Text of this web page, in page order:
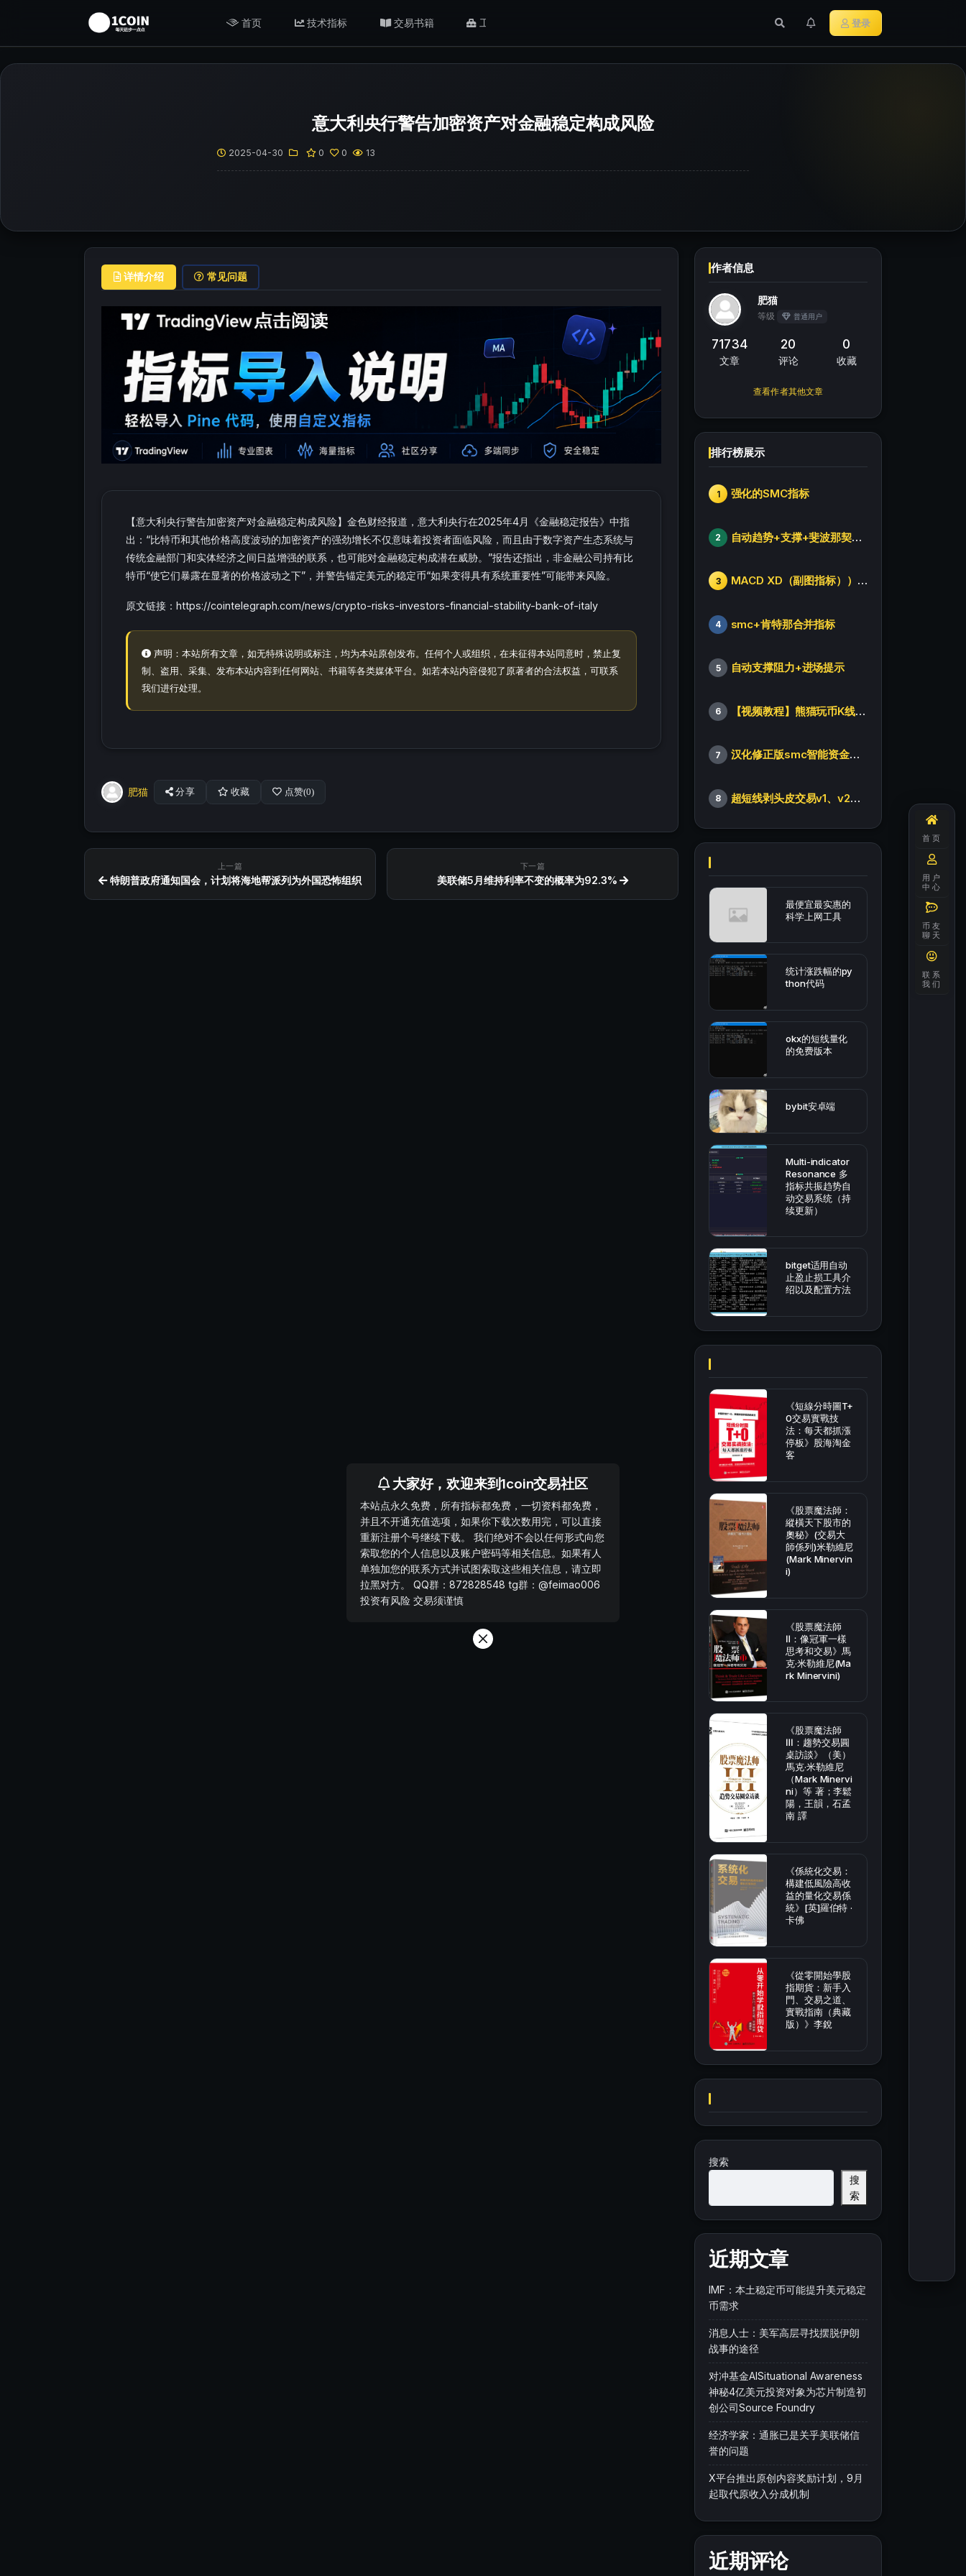
首页 技术指标 交易书籍 工具/返佣 登录
意大利央行警告加密资产对金融稳定构成风险
2025-04-30 0 0 13
详情介绍 常见问题
【意大利央行警告加密资产对金融稳定构成风险】金色财经报道，意大利央行在2025年4月《金融稳定报告》中指
出：“比特币和其他价格高度波动的加密资产的强劲增长不仅意味着投资者面临风险，而且由于数字资产生态系统与
传统金融部门和实体经济之间日益增强的联系，也可能对金融稳定构成潜在威胁。”报告还指出，非金融公司持有比
特币“使它们暴露在显著的价格波动之下”，并警告锚定美元的稳定币“如果变得具有系统重要性”可能带来风险。
原文链接：https://cointelegraph.com/news/crypto-risks-investors-financial-stability-bank-of-italy
声明：本站所有文章，如无特殊说明或标注，均为本站原创发布。任何个人或组织，在未征得本站同意时，禁止复
制、盗用、采集、发布本站内容到任何网站、书籍等各类媒体平台。如若本站内容侵犯了原著者的合法权益，可联系
我们进行处理。
肥猫 分享 收藏 点赞(0)
上一篇
特朗普政府通知国会，计划将海地帮派列为外国恐怖组织
下一篇
美联储5月维持利率不变的概率为92.3%
作者信息
肥猫
等级 普通用户
71734
文章
20
评论
0
收藏
查看作者其他文章
排行榜展示
1 强化的SMC指标
2 自动趋势+支撑+斐波那契+箱体
3 MACD XD（副图指标））修改版
4 smc+肯特那合并指标
5 自动支撑阻力+进场提示
6 【视频教程】熊猫玩币K线后的秘密（全集）
7 汉化修正版smc智能资金订单指标
8 超短线剥头皮交易v1、v2版本
最便宜最实惠的
科学上网工具
统计涨跌幅的py
thon代码
okx的短线量化
的免费版本
bybit安卓端
Multi-indicator
Resonance 多
指标共振趋势自
动交易系统（持
续更新）
bitget适用自动
止盈止损工具介
绍以及配置方法
《短線分時圖T+
0交易實戰技
法：每天都抓漲
停板》股海淘金
客
《股票魔法師：
縱橫天下股市的
奧秘》(交易大
師係列)米勒維尼
(Mark Minervin
i)
《股票魔法師
Ⅱ：像冠軍一樣
思考和交易》馬
克·米勒維尼(Ma
rk Minervini)
《股票魔法師
Ⅲ：趨勢交易圓
桌訪談》（美）
馬克·米勒維尼
（Mark Minervi
ni）等 著；李鬆
陽，王韻，石孟
南 譯
《係統化交易：
構建低風險高收
益的量化交易係
統》[英]羅伯特 ·
卡佛
《從零開始學股
指期貨：新手入
門、交易之道、
實戰指南（典藏
版）》李銳
搜索
搜
索
近期文章
IMF：本土稳定币可能提升美元稳定
币需求
消息人士：美军高层寻找摆脱伊朗
战事的途径
对冲基金AISituational Awareness
神秘4亿美元投资对象为芯片制造初
创公司Source Foundry
经济学家：通胀已是关乎美联储信
誉的问题
X平台推出原创内容奖励计划，9月
起取代原收入分成机制
近期评论
首页
用户
中心
币友
聊天
联系
我们
大家好，欢迎来到1coin交易社区
本站点永久免费，所有指标都免费，一切资料都免费，
并且不开通充值选项，如果你下载次数用完，可以直接
重新注册个号继续下载。 我们绝对不会以任何形式向您
索取您的个人信息以及账户密码等相关信息。如果有人
单独加您的联系方式并试图索取这些相关信息，请立即
拉黑对方。 QQ群：872828548 tg群：@feimao006
投资有风险 交易须谨慎